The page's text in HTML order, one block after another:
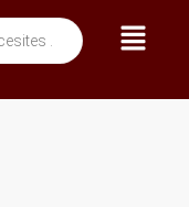
Menú